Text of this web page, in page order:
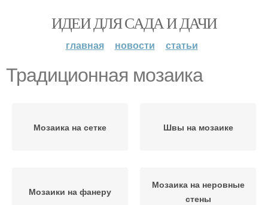
ИДЕИ ДЛЯ САДА И ДАЧИ
главная новости статьи
Традиционная мозаика
Мозаика на сетке Швы на мозаике
Мозаики на фанеру
Мозаика на неровные
стены